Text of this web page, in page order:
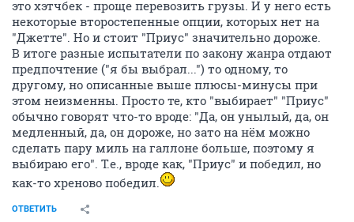
это хэтчбек - проще перевозить грузы. И у него есть
некоторые второстепенные опции, которых нет на
"Джетте". Но и стоит "Приус" значительно дороже.
В итоге разные испытатели по закону жанра отдают
предпочтение ("я бы выбрал...") то одному, то
другому, но описанные выше плюсы-минусы при
этом неизменны. Просто те, кто "выбирает" "Приус"
обычно говорят что-то вроде: "Да, он унылый, да, он
медленный, да, он дороже, но зато на нём можно
сделать пару миль на галлоне больше, поэтому я
выбираю его". Т.е., вроде как, "Приус" и победил, но
как-то хреново победил.
ОТВЕТИТЬ